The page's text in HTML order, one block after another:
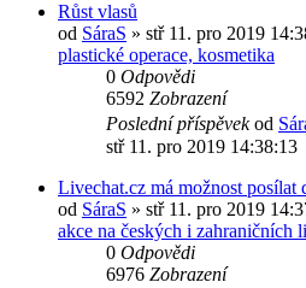
Růst vlasů
od SáraS » stř 11. pro 2019
plastické operace, kosmetika
0 Odpovědi
6592 Zobrazení
Poslední příspěvekod
stř 11. pro 2019 14:38:13
Livechat.cz má možnost posílat
od SáraS » stř 11. pro 2019
akce na českých i zahraničních
0 Odpovědi
6976 Zobrazení